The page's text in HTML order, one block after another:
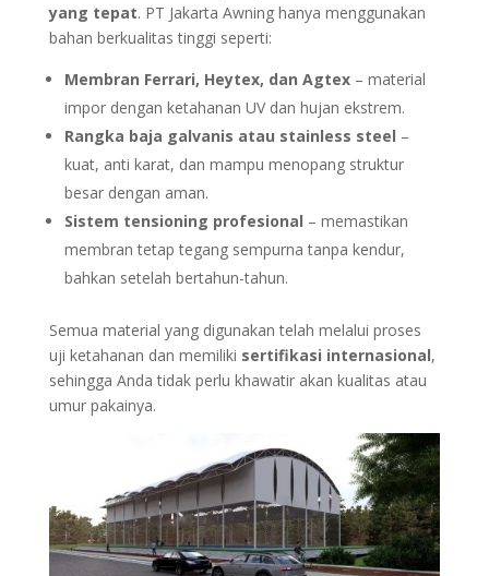
yang tepat. PT Jakarta Awning hanya menggunakan
bahan berkualitas tinggi seperti:
Membran Ferrari, Heytex, dan Agtex– material
impor dengan ketahanan UV dan hujan ekstrem.
Rangka baja galvanis atau stainless steel –
kuat, anti karat, dan mampu menopang struktur
besar dengan aman.
Sistem tensioning profesional – memastikan
membran tetap tegang sempurna tanpa kendur,
bahkan setelah bertahun-tahun.
Semua material yang digunakan telah melalui proses
uji ketahanan dan memiliki sertifikasi internasional,
sehingga Anda tidak perlu khawatir akan kualitas atau
umur pakainya.